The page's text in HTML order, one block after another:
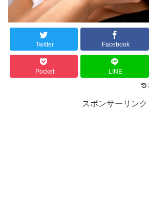
Twitter Facebook
Pocket LINE
スポンサーリンク